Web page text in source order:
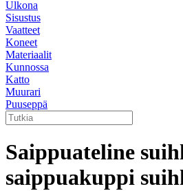
Ulkona
Sisustus
Vaatteet
Koneet
Materiaalit
Kunnossa
Katto
Muurari
Puuseppä
Saippuateline
saippuakuppi